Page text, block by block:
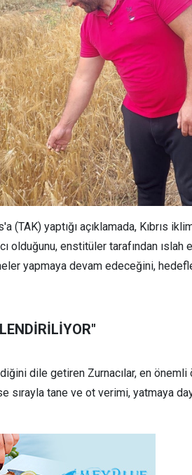
(TAK) yaptığı açıklamada, Kıbrıs
olduğunu, enstitüler tarafından ıslah
yapmaya devam edeceğini,
dile getiren Zurnacılar, en
sırayla tane ve ot verimi, yatmaya